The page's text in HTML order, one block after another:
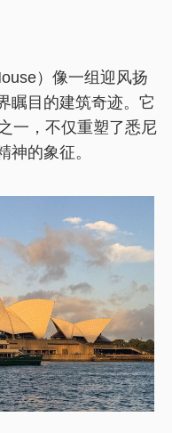
）像一组迎风扬
瞩目的建筑奇迹。它
一，不仅重塑了悉尼
神的象征。